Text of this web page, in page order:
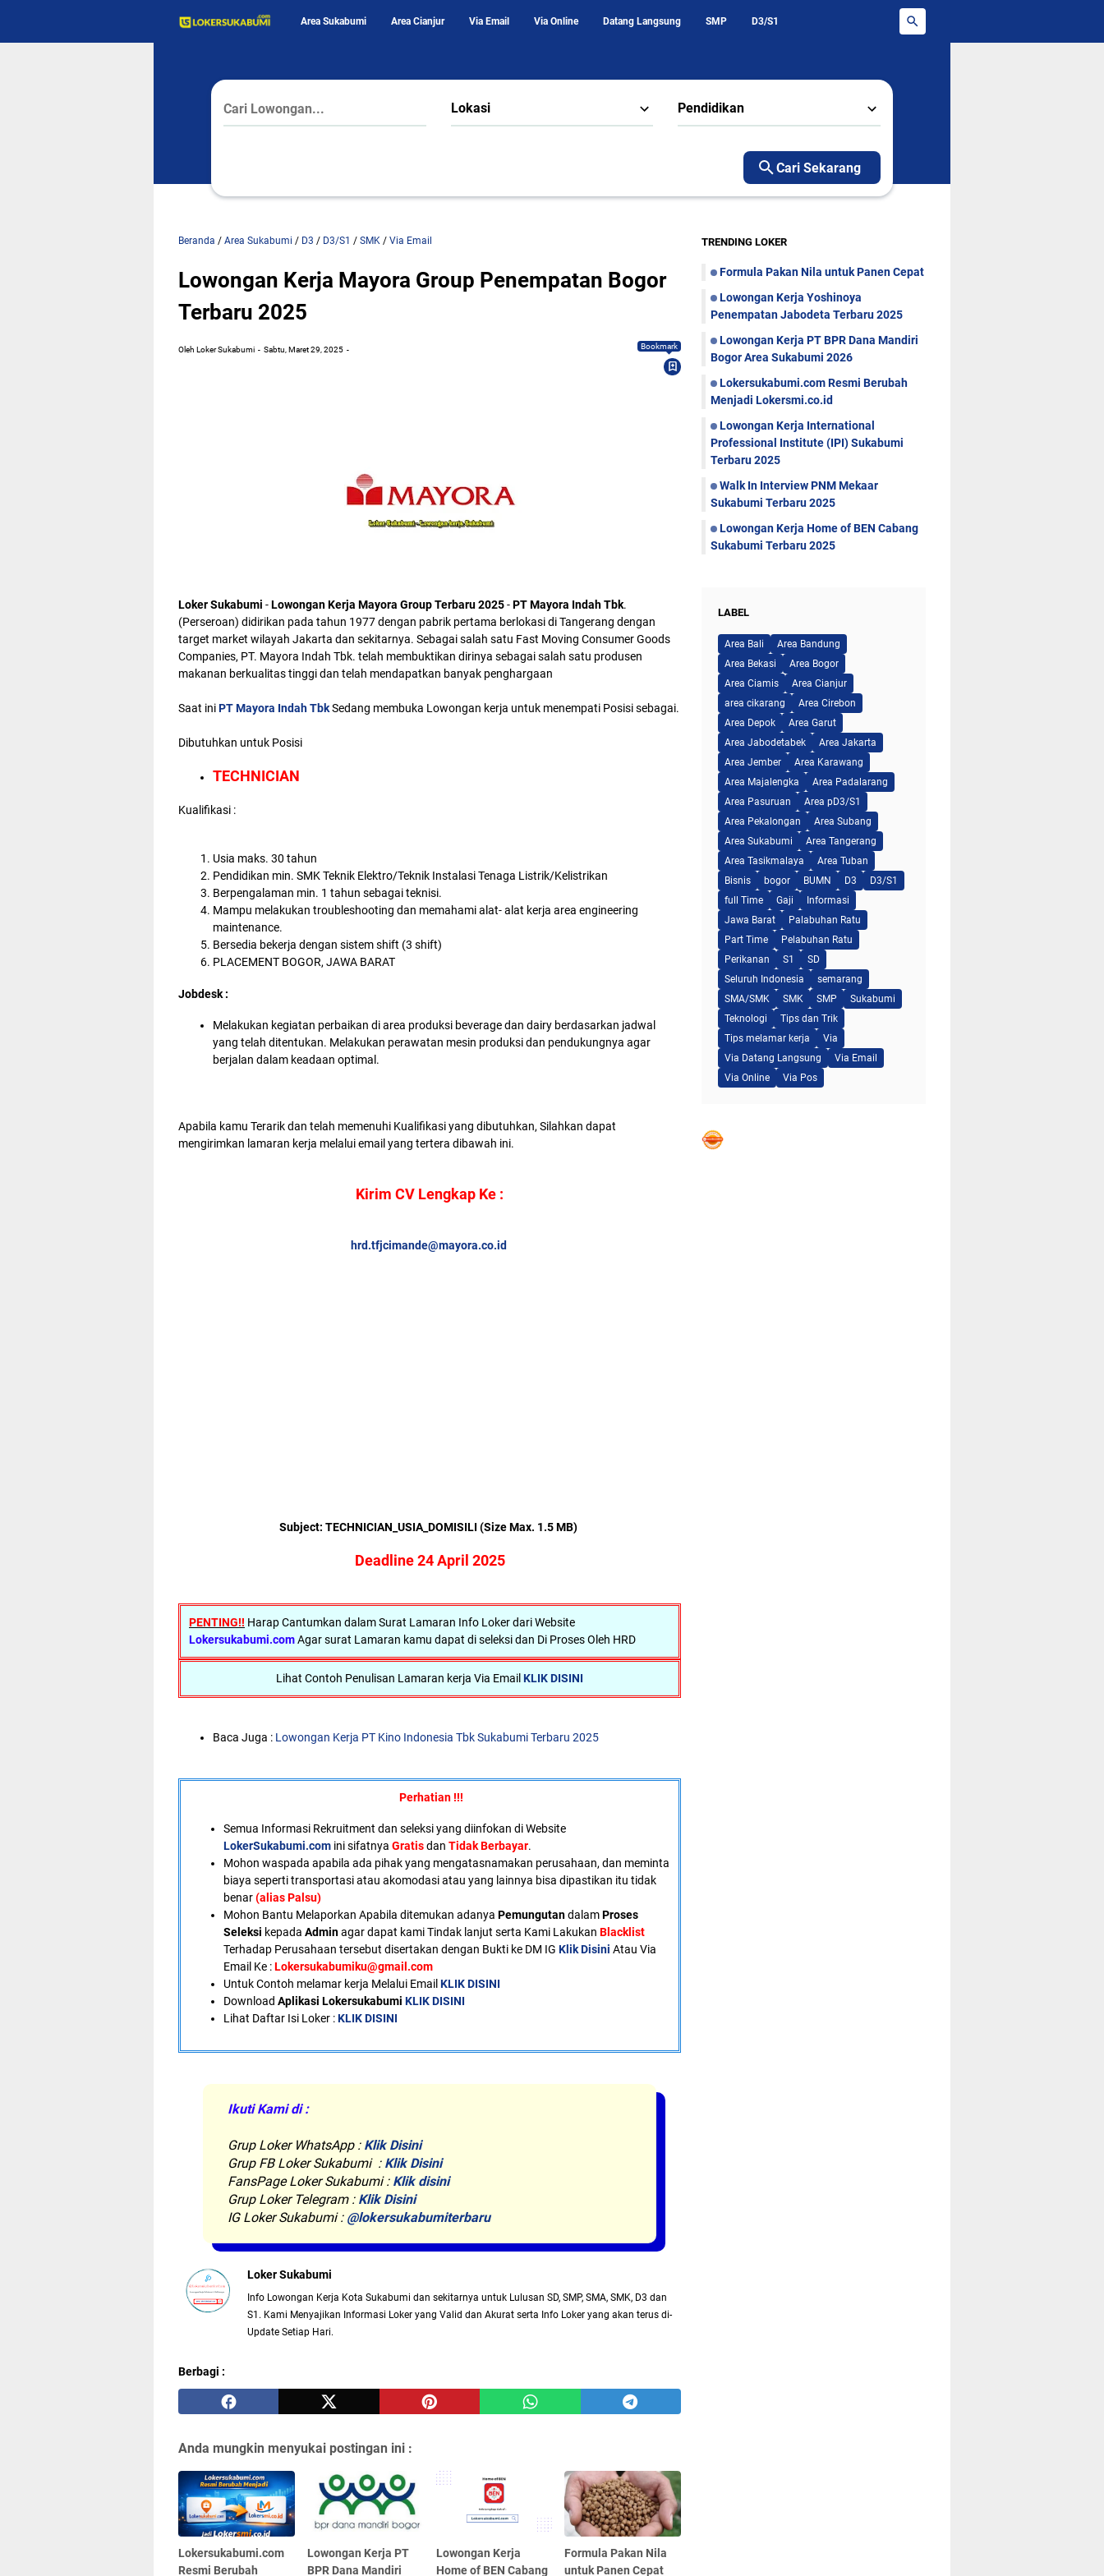
Area Sukabumi Area Cianjur Via Email Via Online Datang Langsung SMP D3/S1
Lokasi Pendidikan
Cari Sekarang
Beranda / Area Sukabumi / D3 / D3/S1 / SMK / Via Email
Lowongan Kerja Mayora Group Penempatan Bogor
Terbaru 2025
Oleh Loker Sukabumi Sabtu, Maret 29, 2025 Bookmark
Loker Sukabumi -Lowongan Kerja Mayora Group Terbaru 2025-PT Mayora Indah Tbk.
(Perseroan) didirikan pada tahun 1977 dengan pabrik pertama berlokasi di Tangerang dengan
target market wilayah Jakarta dan sekitarnya. Sebagai salah satu Fast Moving Consumer Goods
Companies, PT. Mayora Indah Tbk. telah membuktikan dirinya sebagai salah satu produsen
makanan berkualitas tinggi dan telah mendapatkan banyak penghargaan
Saat iniPT Mayora Indah TbkSedang membuka Lowongan kerja untuk menempati Posisi sebagai.
Dibutuhkan untuk Posisi
TECHNICIAN
Kualifikasi :
Usia maks. 30 tahun
Pendidikan min. SMK Teknik Elektro/Teknik Instalasi Tenaga Listrik/Kelistrikan
Berpengalaman min. 1 tahun sebagai teknisi.
Mampu melakukan troubleshooting dan memahami alat- alat kerja area engineering
maintenance.
Bersedia bekerja dengan sistem shift (3 shift)
PLACEMENT BOGOR, JAWA BARAT
Jobdesk :
Melakukan kegiatan perbaikan di area produksi beverage dan dairy berdasarkan jadwal
yang telah ditentukan. Melakukan perawatan mesin produksi dan pendukungnya agar
berjalan dalam keadaan optimal.
Apabila kamu Terarik dan telah memenuhi Kualifikasi yang dibutuhkan, Silahkan dapat
mengirimkan lamaran kerja melalui email yang tertera dibawah ini.
Kirim CV Lengkap Ke :
hrd.tfjcimande@mayora.co.id
Subject: TECHNICIAN_USIA_DOMISILI (Size Max. 1.5 MB)
Deadline 24 April 2025
PENTING!! Harap Cantumkan dalam Surat Lamaran Info Loker dari Website
Lokersukabumi.comAgar surat Lamaran kamu dapat di seleksi dan Di Proses Oleh HRD
Lihat Contoh Penulisan Lamaran kerja Via EmailKLIK DISINI
Baca Juga : Lowongan Kerja PT Kino Indonesia Tbk Sukabumi Terbaru 2025
Perhatian !!!
Semua Informasi Rekruitment dan seleksi yang diinfokan di Website
LokerSukabumi.com ini sifatnya Gratisdan Tidak Berbayar.
Mohon waspada apabila ada pihak yang mengatasnamakan perusahaan, dan meminta
biaya seperti transportasi atau akomodasi atau yang lainnya bisa dipastikan itu tidak
benar(alias Palsu)
Mohon Bantu Melaporkan Apabila ditemukan adanya PemungutandalamProses
Seleksi kepada Adminagar dapat kami Tindak lanjut serta Kami Lakukan Blacklist
Terhadap Perusahaan tersebut disertakan dengan Bukti ke DM IG Klik Disini Atau Via
Email Ke :Lokersukabumiku@gmail.com
Untuk Contoh melamar kerja Melalui Email KLIK DISINI
Download Aplikasi Lokersukabumi KLIK DISINI
Lihat Daftar Isi Loker :KLIK DISINI
Ikuti Kami di :
Grup Loker WhatsApp : Klik Disini
Grup FB Loker Sukabumi : Klik Disini
FansPage Loker Sukabumi : Klik disini
Grup Loker Telegram : Klik Disini
IG Loker Sukabumi : @lokersukabumiterbaru
Loker Sukabumi
Info Lowongan Kerja Kota Sukabumi dan sekitarnya untuk Lulusan SD, SMP, SMA, SMK, D3 dan
S1. Kami Menyajikan Informasi Loker yang Valid dan Akurat serta Info Loker yang akan terus di-
Update Setiap Hari.
Berbagi :
Anda mungkin menyukai postingan ini :
Lokersukabumi.com
Resmi Berubah
Lowongan Kerja PT
BPR Dana Mandiri
Lowongan Kerja
Home of BEN Cabang
Formula Pakan Nila
untuk Panen Cepat
TRENDING LOKER
Formula Pakan Nila untuk Panen Cepat
Lowongan Kerja Yoshinoya
Penempatan Jabodeta Terbaru 2025
Lowongan Kerja PT BPR Dana Mandiri
Bogor Area Sukabumi 2026
Lokersukabumi.com Resmi Berubah
Menjadi Lokersmi.co.id
Lowongan Kerja International
Professional Institute (IPI) Sukabumi
Terbaru 2025
Walk In Interview PNM Mekaar
Sukabumi Terbaru 2025
Lowongan Kerja Home of BEN Cabang
Sukabumi Terbaru 2025
LABEL
Area Bali
Area Bandung
Area Bekasi
Area Bogor
Area Ciamis
Area Cianjur
area cikarang
Area Cirebon
Area Depok
Area Garut
Area Jabodetabek
Area Jakarta
Area Jember
Area Karawang
Area Majalengka
Area Padalarang
Area Pasuruan
Area pD3/S1
Area Pekalongan
Area Subang
Area Sukabumi
Area Tangerang
Area Tasikmalaya
Area Tuban
Bisnis
bogor BUMN D3
D3/S1
full Time
Gaji
Informasi
Jawa Barat
Palabuhan Ratu
Part Time
Pelabuhan Ratu
Perikanan
S1
SD
Seluruh Indonesia
semarang
SMA/SMK
SMK SMP
Sukabumi
Teknologi
Tips dan Trik
Tips melamar kerja
Via
Via Datang Langsung
Via Email
Via Online
Via Pos